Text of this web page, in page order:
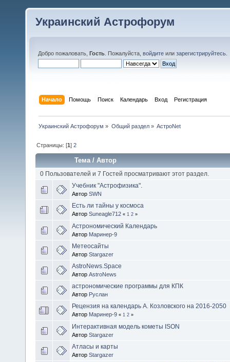
Украинский Астрофорум
Добро пожаловать, Гость . Пожалуйста, войдите или зарегистрируйтесь
Начало Помощь Поиск Календарь Вход Регистрация
Украинский Астрофорум » Общий раздел» АстроNet
Страницы: [1]2
Тема/Автор
0 Пользователей и 7 Гостей просматривают этот раздел.
Учебник "Астрофизика".
Автор SWN
Есть ли тайны у космоса
Автор Suneagle712 « 1 2 »
Астрономический Календарь
Автор Маринер-9
Метеосайты
Автор Stargazer
AstroNews.Space
Автор AstroNews
астрономические программы для КПК
Автор Руслан
Рецензия на календарь А. Козловского на 2016-2050
Автор Маринер-9 « 1 2 »
Интерактивная модель кометы ISON
Автор Stargazer
Атласы и карты
Автор Stargazer